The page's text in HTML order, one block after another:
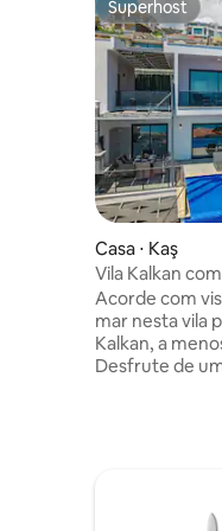
Superhost
Superhost
Casa ⋅ Kaş
Vila Kalkan
de borda
Acorde com
mar nesta vila
Kalkan, a
Desfrute de
isolada de 10
sol,
máquina de